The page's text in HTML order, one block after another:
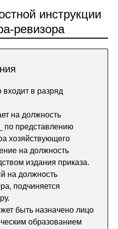
инструкции
ревизора
входит в разряд
на должность
по представлению
хозяйствующего
на должность
издания приказа.
на должность
подчиняется
быть назначено лицо
образованием